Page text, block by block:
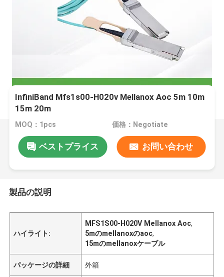
InfiniBand Mfs1s00-H020v Mellanox Aoc 5m 10m
15m 20m
MOQ：1pcs 価格：Negotiate
ベストプライス お問い合わせ
製品の説明
ハイライト:
MFS1S00-H020V Mellanox Aoc,
5mのmellanoxのaoc,
15mのmellanoxケーブル
パッケージの詳細 外箱